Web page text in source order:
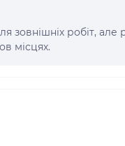
зовнішніх робіт,
місцях.